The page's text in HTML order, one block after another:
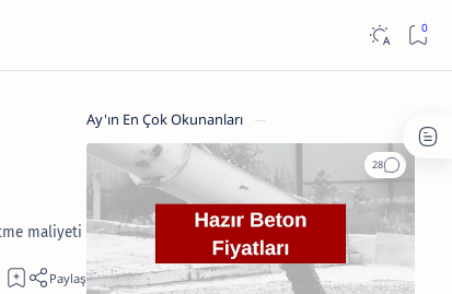
maliyeti
Ay'ın En Çok Okunanları